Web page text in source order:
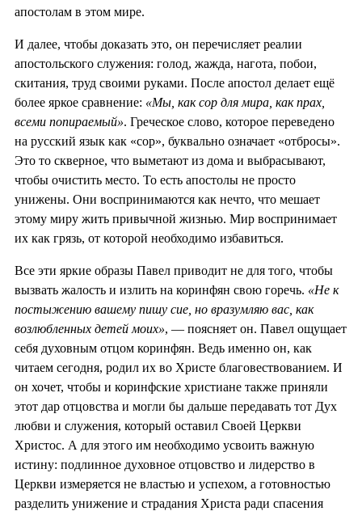
апостолам в этом мире.
И далее, чтобы доказать это, он перечисляет реалии
апостольского служения: голод, жажда, нагота, побои,
скитания, труд своими руками. После апостол делает ещё
более яркое сравнение: «Мы, как сор для мира, как прах,
всеми попираемый». Греческое слово, которое переведено
на русский язык как «сор», буквально означает «отбросы».
Это то скверное, что выметают из дома и выбрасывают,
чтобы очистить место. То есть апостолы не просто
унижены. Они воспринимаются как нечто, что мешает
этому миру жить привычной жизнью. Мир воспринимает
их как грязь, от которой необходимо избавиться.
Все эти яркие образы Павел приводит не для того, чтобы
вызвать жалость и излить на коринфян свою горечь. «Не к
постыжению вашему пишу сие, но вразумляю вас, как
возлюбленных детей моих», — поясняет он. Павел ощущает
себя духовным отцом коринфян. Ведь именно он, как
читаем сегодня, родил их во Христе благовествованием. И
он хочет, чтобы и коринфские христиане также приняли
этот дар отцовства и могли бы дальше передавать тот Дух
любви и служения, который оставил Своей Церкви
Христос. А для этого им необходимо усвоить важную
истину: подлинное духовное отцовство и лидерство в
Церкви измеряется не властью и успехом, а готовностью
разделить унижение и страдания Христа ради спасения